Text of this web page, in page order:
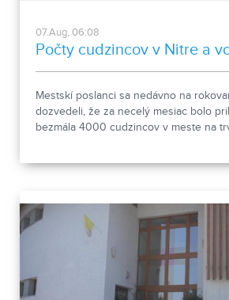
07.Aug, 06:08
Počty cudzincov v Nitre a
Mestskí poslanci sa nedávno na
dozvedeli, že za necelý mesiac bolo
bezmála 4000 cudzincov v meste na